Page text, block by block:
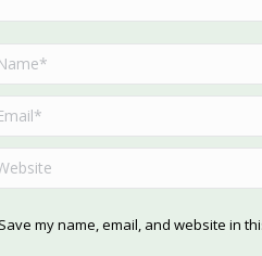
*
*
Save my name, email, and website in